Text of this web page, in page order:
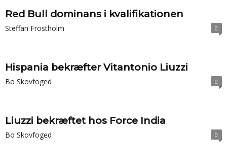
Red Bull dominans i kvalifikationen
Steffan Frostholm 0
Hispania bekræfter Vitantonio Liuzzi
Bo Skovfoged 0
Liuzzi bekræftet hos Force India
Bo Skovfoged 0